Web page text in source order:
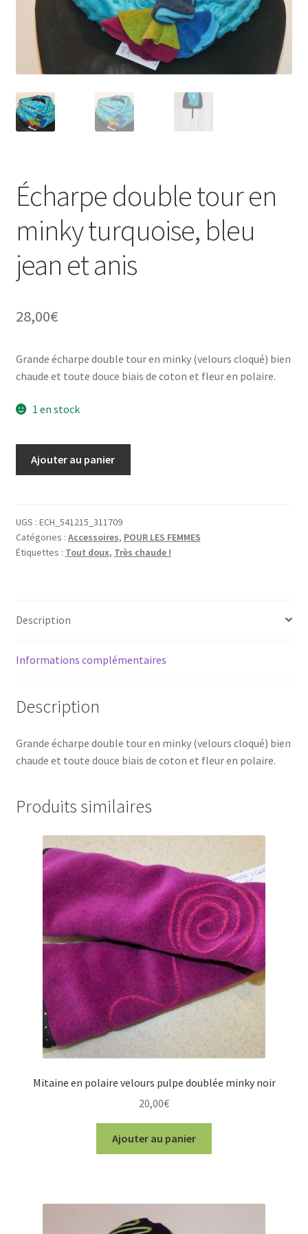
Écharpe double tour en
minky turquoise, bleu
jean et anis
28,00€
Grande écharpe double tour en minky (velours cloqué) bien
chaude et toute douce biais de coton et fleur en polaire.
1 en stock
tour
en
minky
et
Ajouter au panier
UGS : ECH_541215_311709
Catégories : Accessoires, POUR LES FEMMES
Étiquettes : Tout doux, Très chaude !
Description
Informations complémentaires
Description
Grande écharpe double tour en minky (velours cloqué) bien
chaude et toute douce biais de coton et fleur en polaire.
Produits similaires
Mitaine en polaire velours pulpe doublée minky noir
20,00€
Ajouter au panier